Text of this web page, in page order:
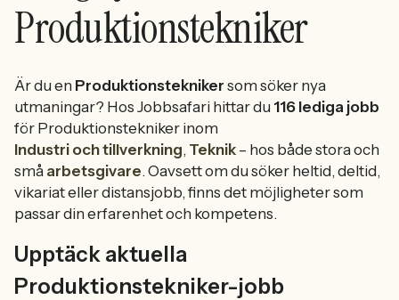
Produktionstekniker
Är du en Produktionstekniker som söker nya
utmaningar? Hos Jobbsafari hittar du 116 lediga jobb
för Produktionstekniker inom
Industri och tillverkning, Teknik – hos både stora och
små arbetsgivare. Oavsett om du söker heltid, deltid,
vikariat eller distansjobb, finns det möjligheter som
passar din erfarenhet och kompetens.
Upptäck aktuella
Produktionstekniker-jobb